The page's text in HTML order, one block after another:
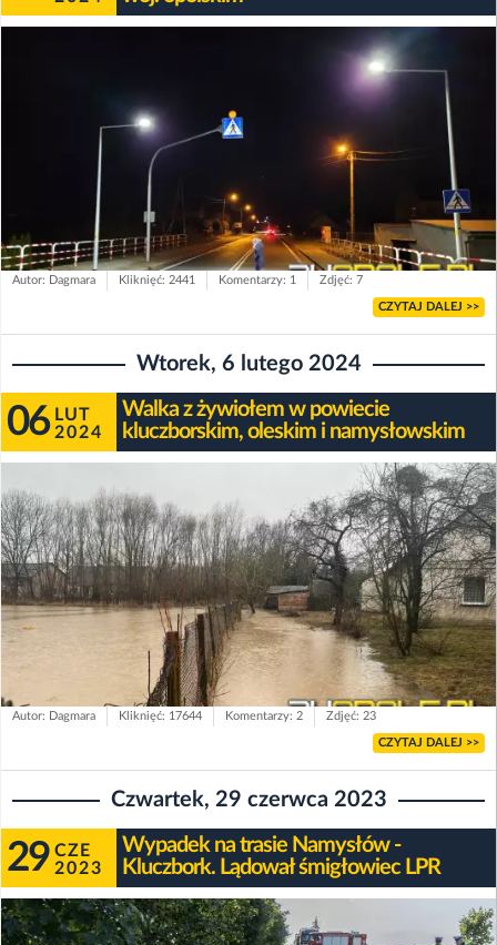
Autor: Dagmara Kliknięć: 2441 Komentarzy: 1 Zdjęć: 7
CZYTAJ DALEJ >>
Wtorek, 6 lutego 2024
06 LUT
2024
Walka z żywiołem w powiecie
kluczborskim, oleskim i namysłowskim
Autor: Dagmara Kliknięć: 17644 Komentarzy: 2 Zdjęć: 23
CZYTAJ DALEJ >>
Czwartek, 29 czerwca 2023
29 CZE
2023
Wypadek na trasie Namysłów -
Kluczbork. Lądował śmigłowiec LPR